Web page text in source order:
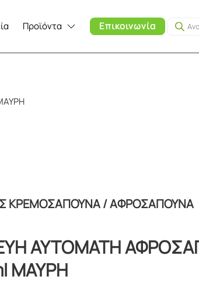
Προϊόντα Επικοινωνία search
ΚΡΕΜΟΣΑΠΟΥΝΑ / ΑΦΡΟΣΑΠΟΥΝΑ
ΑΥΤΟΜΑΤΗ
ΜΑΥΡΗ